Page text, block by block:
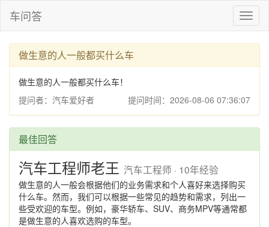
车问答
做生意的人一般都买什么车
做生意的人一般都买什么车！
提问者：汽车爱好者
提问时间：2026-08-06 07:36:07
最佳回答
汽车工程师老王 汽车工程师 · 10年经验
做生意的人一般会根据他们的业务需求和个人喜好来选择购买
什么车。然而，我们可以根据一些常见的趋势和需求，列出一
些受欢迎的车型。例如，豪华轿车、SUV、商务MPV等通常都
是做生意的人喜欢选购的车型。